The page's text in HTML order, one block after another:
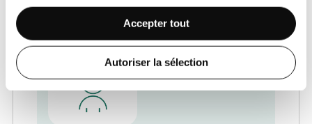
Accepter tout
Autoriser la sélection
physique - Chef de Service